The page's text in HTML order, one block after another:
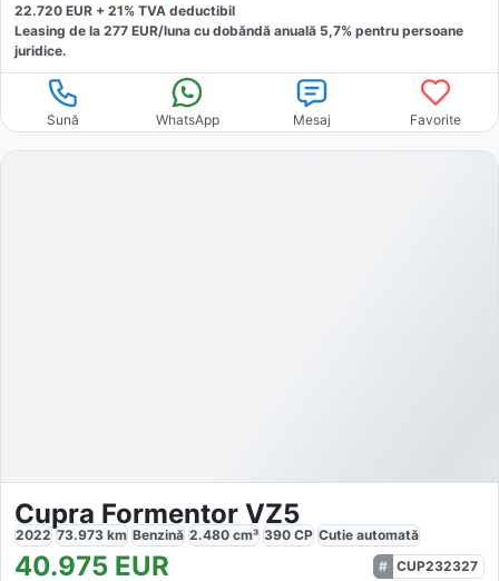
22.720 EUR + 21% TVA deductibil
Leasing de la 277 EUR/luna cu dobăndă anuală 5,7% pentru persoane
juridice.
Sună WhatsApp Mesaj Favorite
Cupra Formentor VZ5
2022 73.973 km Benzină 2.480 cm³ 390 CP Cutie automată
40.975 EUR
CUP232327